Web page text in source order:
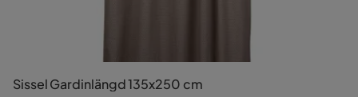
Sissel Gardinlängd 135x250 cm